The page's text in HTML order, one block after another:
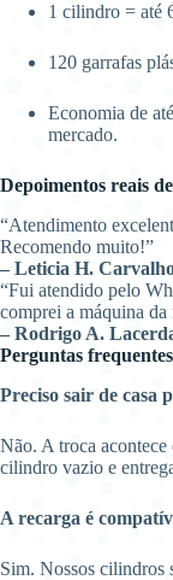
1 cilindro = até
120 garrafas
Economia de até
mercado.
Depoimentos reais
“Atendimento
Recomendo muito!”
– Leticia H.
“Fui atendido pelo
comprei a máquina da
– Rodrigo A.
Perguntas
Preciso sair de casa
Não. A troca
cilindro vazio e
A recarga é
Sim. Nossos cilindros